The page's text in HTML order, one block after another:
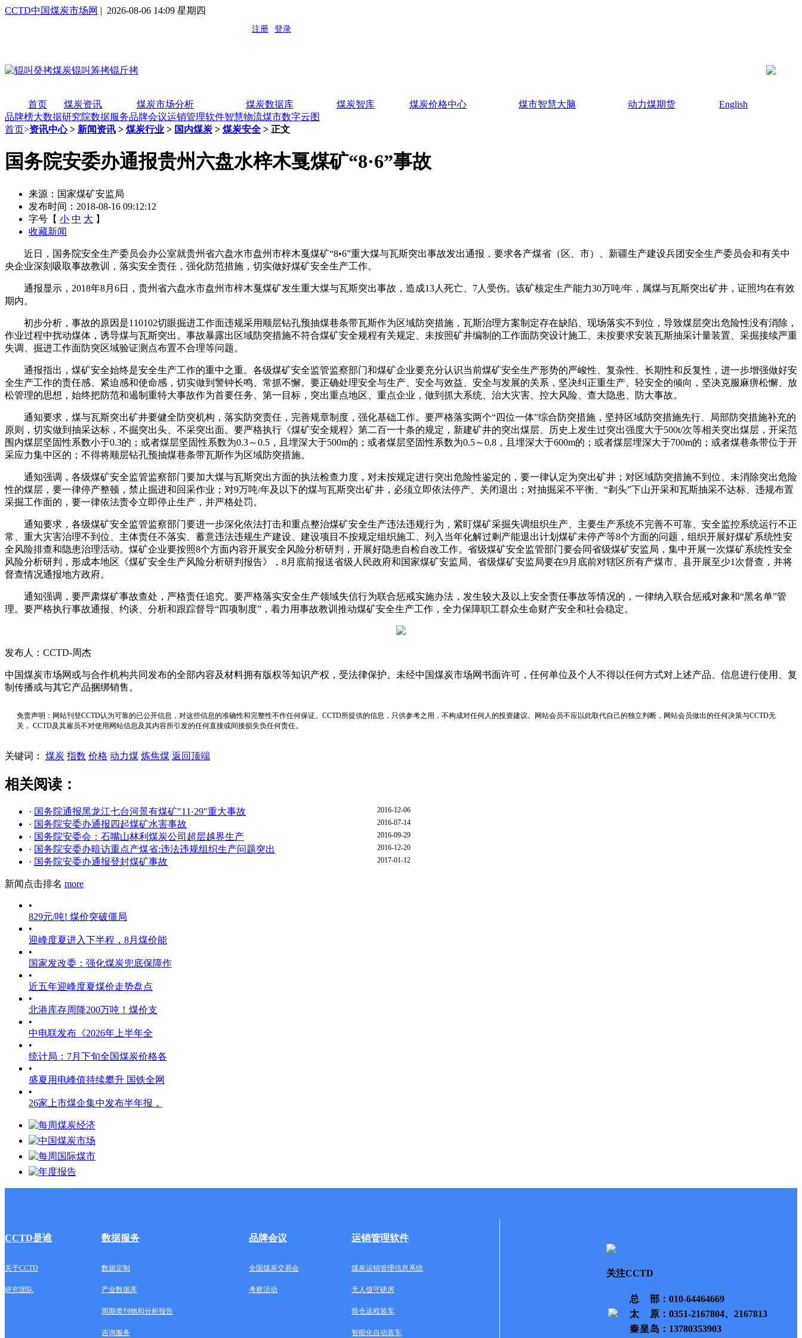
CCTD中国煤炭市场网 | 2026-08-06 14:09 星期四
首页 煤炭资讯 煤炭市场分析 煤炭数据库 煤炭智库 煤炭价格中心 煤市智慧大脑 动力煤期货
English
品牌榜大数据研究院数据服务品牌会议运销管理软件智慧物流煤市数字云图
首页>资讯中心> 新闻资讯 > 煤炭行业 > 国内煤炭 > 煤炭安全 > 正文
国务院安委办通报贵州六盘水梓木戛煤矿“8·6”事故
来源：国家煤矿安监局
发布时间：2018-08-16 09:12:12
字号【 小 中 大 】
收藏新闻
近日，国务院安全生产委员会办公室就贵州省六盘水市盘州市梓木戛煤矿“8•6”重大煤与瓦斯突出事故发出通报，要求各产煤省（区、市）、新疆生产建设兵团安全生产委员会和有关中
央企业深刻吸取事故教训，落实安全责任，强化防范措施，切实做好煤矿安全生产工作。
通报显示，2018年8月6日，贵州省六盘水市盘州市梓木戛煤矿发生重大煤与瓦斯突出事故，造成13人死亡、7人受伤。该矿核定生产能力30万吨/年，属煤与瓦斯突出矿井，证照均在有效
期内。
初步分析，事故的原因是110102切眼掘进工作面违规采用顺层钻孔预抽煤巷条带瓦斯作为区域防突措施，瓦斯治理方案制定存在缺陷、现场落实不到位，导致煤层突出危险性没有消除，
作业过程中扰动煤体，诱导煤与瓦斯突出。事故暴露出区域防突措施不符合煤矿安全规程有关规定、未按照矿井编制的工作面防突设计施工、未按要求安装瓦斯抽采计量装置、采掘接续严重
失调、掘进工作面防突区域验证测点布置不合理等问题。
通报指出，煤矿安全始终是安全生产工作的重中之重。各级煤矿安全监管监察部门和煤矿企业要充分认识当前煤矿安全生产形势的严峻性、复杂性、长期性和反复性，进一步增强做好安
全生产工作的责任感、紧迫感和使命感，切实做到警钟长鸣、常抓不懈。要正确处理安全与生产、安全与效益、安全与发展的关系，坚决纠正重生产、轻安全的倾向，坚决克服麻痹松懈、放
松管理的思想，始终把防范和遏制重特大事故作为首要任务、第一目标，突出重点地区、重点企业，做到抓大系统、治大灾害、控大风险、查大隐患、防大事故。
通知要求，煤与瓦斯突出矿井要健全防突机构，落实防突责任，完善规章制度，强化基础工作。要严格落实两个“四位一体”综合防突措施，坚持区域防突措施先行、局部防突措施补充的
原则，切实做到抽采达标，不掘突出头、不采突出面。要严格执行《煤矿安全规程》第二百一十条的规定，新建矿井的突出煤层、历史上发生过突出强度大于500t/次等相关突出煤层，开采范
围内煤层坚固性系数小于0.3的；或者煤层坚固性系数为0.3～0.5，且埋深大于500m的；或者煤层坚固性系数为0.5～0.8，且埋深大于600m的；或者煤层埋深大于700m的；或者煤巷条带位于开
采应力集中区的；不得将顺层钻孔预抽煤巷条带瓦斯作为区域防突措施。
通知强调，各级煤矿安全监管监察部门要加大煤与瓦斯突出方面的执法检查力度，对未按规定进行突出危险性鉴定的，要一律认定为突出矿井；对区域防突措施不到位、未消除突出危险
性的煤层，要一律停产整顿，禁止掘进和回采作业；对9万吨/年及以下的煤与瓦斯突出矿井，必须立即依法停产、关闭退出；对抽掘采不平衡、“剃头”下山开采和瓦斯抽采不达标、违规布置
采掘工作面的，要一律依法责令立即停止生产，并严格处罚。
通知要求，各级煤矿安全监管监察部门要进一步深化依法打击和重点整治煤矿安全生产违法违规行为，紧盯煤矿采掘失调组织生产、主要生产系统不完善不可靠、安全监控系统运行不正
常、重大灾害治理不到位、主体责任不落实、蓄意违法违规生产建设、建设项目不按规定组织施工、列入当年化解过剩产能退出计划煤矿未停产等8个方面的问题，组织开展好煤矿系统性安
全风险排查和隐患治理活动。煤矿企业要按照8个方面内容开展安全风险分析研判，开展好隐患自检自改工作。省级煤矿安全监管部门要会同省级煤矿安监局，集中开展一次煤矿系统性安全
风险分析研判，形成本地区《煤矿安全生产风险分析研判报告》，8月底前报送省级人民政府和国家煤矿安监局。省级煤矿安监局要在9月底前对辖区所有产煤市、县开展至少1次督查，并将
督查情况通报地方政府。
通知强调，要严肃煤矿事故查处，严格责任追究。要严格落实安全生产领域失信行为联合惩戒实施办法，发生较大及以上安全责任事故等情况的，一律纳入联合惩戒对象和“黑名单”管
理。要严格执行事故通报、约谈、分析和跟踪督导“四项制度”，着力用事故教训推动煤矿安全生产工作，全力保障职工群众生命财产安全和社会稳定。
发布人：CCTD-周杰
中国煤炭市场网或与合作机构共同发布的全部内容及材料拥有版权等知识产权，受法律保护。未经中国煤炭市场网书面许可，任何单位及个人不得以任何方式对上述产品、信息进行使用、复
制传播或与其它产品捆绑销售。
免责声明：网站刊登CCTD认为可靠的已公开信息，对这些信息的准确性和完整性不作任何保证。CCTD所提供的信息，只供参考之用，不构成对任何人的投资建议。网站会员不应以此取代自己的独立判断，网站会员做出的任何决策与CCTD无
关， CCTD及其雇员不对使用网站信息及其内容所引发的任何直接或间接损失负任何责任。
关键词： 煤炭 指数 价格 动力煤 炼焦煤 返回顶端
相关阅读：
· 国务院通报黑龙江七台河景有煤矿"11·29"重大事故 2016-12-06
· 国务院安委办通报四起煤矿水害事故 2016-07-14
· 国务院安委会：石嘴山林利煤炭公司超层越界生产 2016-09-29
· 国务院安委办暗访重点产煤省:违法违规组织生产问题突出 2016-12-20
· 国务院安委办通报登封煤矿事故 2017-01-12
新闻点击排名 more
•
829元/吨! 煤价突破僵局
•
迎峰度夏进入下半程，8月煤价能
•
国家发改委：强化煤炭兜底保障作
•
近五年迎峰度夏煤价走势盘点
•
北港库存周降200万吨！煤价支
•
中电联发布《2026年上半年全
•
统计局：7月下旬全国煤炭价格各
•
盛夏用电峰值持续攀升 国铁全网
•
26家上市煤企集中发布半年报，
CCTD是谁 数据服务 品牌会议 运销管理软件
关于CCTD 数据定制 全国煤炭交易会 煤炭运销管理信息系统
研究团队 产业数据库 考察活动 无人值守磅房
周期类刊物和分析报告 筒仓远程装车
咨询服务 智能化自动装车
关注CCTD
总部 ：010-64464669
太原 ：0351-2167804、2167813
秦皇岛 ：13780353903